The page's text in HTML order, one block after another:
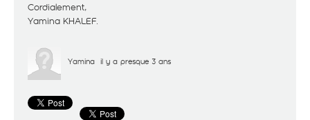
Cordialement,
Yamina KHALEF.
Yamina il y a presque 3 ans